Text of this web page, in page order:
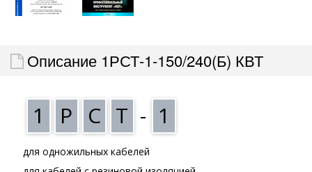
Описание 1РСТ-1-150/240(Б) КВТ
1 Р С Т - 1
для одножильных кабелей